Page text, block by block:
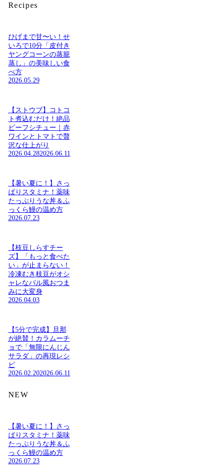
Recipes
ひげまで甘〜い！せ
いろで10分「皮付き
ヤングコーンの蒸籠
蒸し」の美味しい食
べ方
2026.05.29
【ストウブ】コトコ
ト煮込むだけ！絶品
ビーフシチュー｜赤
ワインとトマトで贅
沢な仕上がり
2026.04.282026.06.11
【暑い夏に！】さっ
ぱりスタミナ！薬味
たっぷりうな丼＆ふ
っくら鰻の温め方
2026.07.23
【枝豆しらすチー
ズ】「もっと食べた
い」が止まらない！
冷凍むき枝豆がオシ
ャレなバル風おつま
みに大変身
2026.04.03
【5分で完成】旦那
が絶賛！カラムーチ
ョで「無限にんじん
サラダ」の再現レシ
ピ
2026.02.202026.06.11
NEW
【暑い夏に！】さっ
ぱりスタミナ！薬味
たっぷりうな丼＆ふ
っくら鰻の温め方
2026.07.23